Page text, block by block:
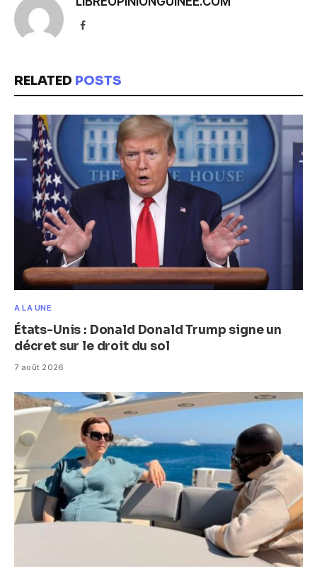
Facebook
RELATED POSTS
A LA UNE
États-Unis : Donald Donald Trump signe un
décret sur le droit du sol
7 août 2026